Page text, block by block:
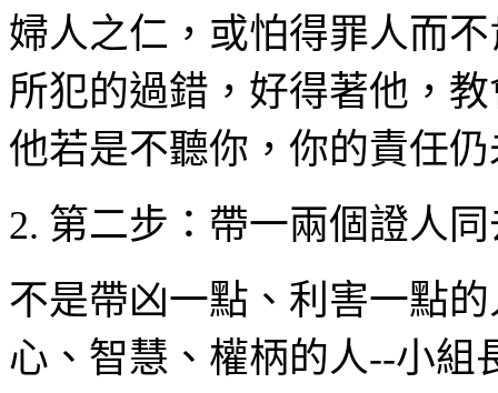
婦人之仁，或怕得罪人而
所犯的過錯，好得著他，
他若是不聽你，你的責任
2. 第二步：帶一兩個證人
不是帶凶一點、利害一點
心、智慧、權柄的人--小組